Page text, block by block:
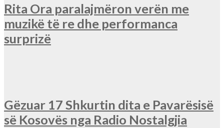
Rita Ora paralajmëron verën me
muzikë të re dhe performanca
surprizë
Gëzuar 17 Shkurtin dita e Pavarësisë
së Kosovës nga Radio Nostalgjia